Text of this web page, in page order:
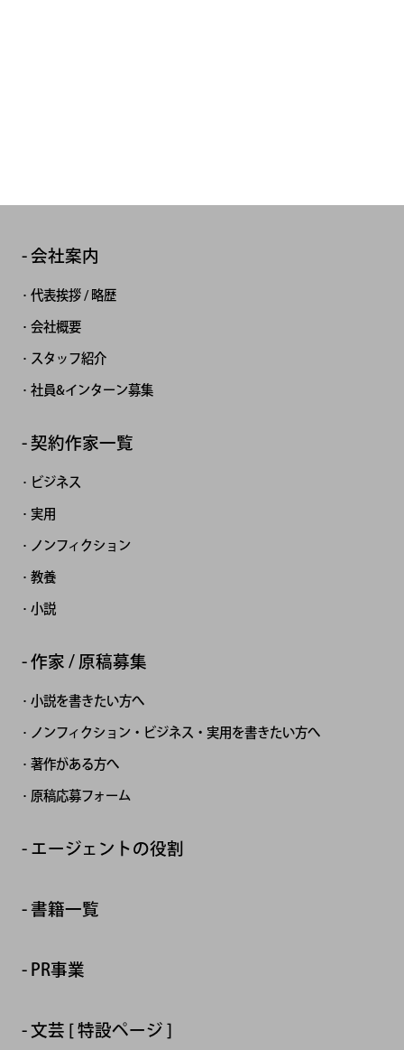
会社案内
代表挨拶 / 略歴
会社概要
スタッフ紹介
社員&インターン募集
契約作家一覧
ビジネス
実用
ノンフィクション
教養
小説
作家 / 原稿募集
小説を書きたい方へ
ノンフィクション・ビジネス・実用を書きたい方へ
著作がある方へ
原稿応募フォーム
エージェントの役割
書籍一覧
PR事業
文芸 [ 特設ページ ]